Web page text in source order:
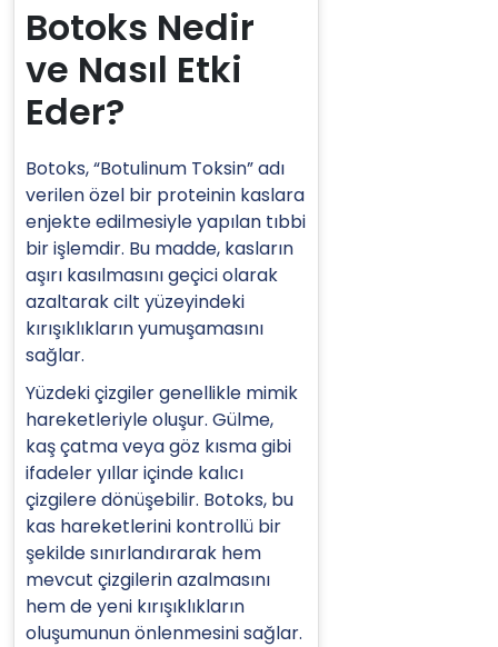
Botoks Nedir
ve Nasıl Etki
Eder?
Botoks, “Botulinum Toksin” adı
verilen özel bir proteinin kaslara
enjekte edilmesiyle yapılan tıbbi
bir işlemdir. Bu madde, kasların
aşırı kasılmasını geçici olarak
azaltarak cilt yüzeyindeki
kırışıklıkların yumuşamasını
sağlar.
Yüzdeki çizgiler genellikle mimik
hareketleriyle oluşur. Gülme,
kaş çatma veya göz kısma gibi
ifadeler yıllar içinde kalıcı
çizgilere dönüşebilir. Botoks, bu
kas hareketlerini kontrollü bir
şekilde sınırlandırarak hem
mevcut çizgilerin azalmasını
hem de yeni kırışıklıkların
oluşumunun önlenmesini sağlar.